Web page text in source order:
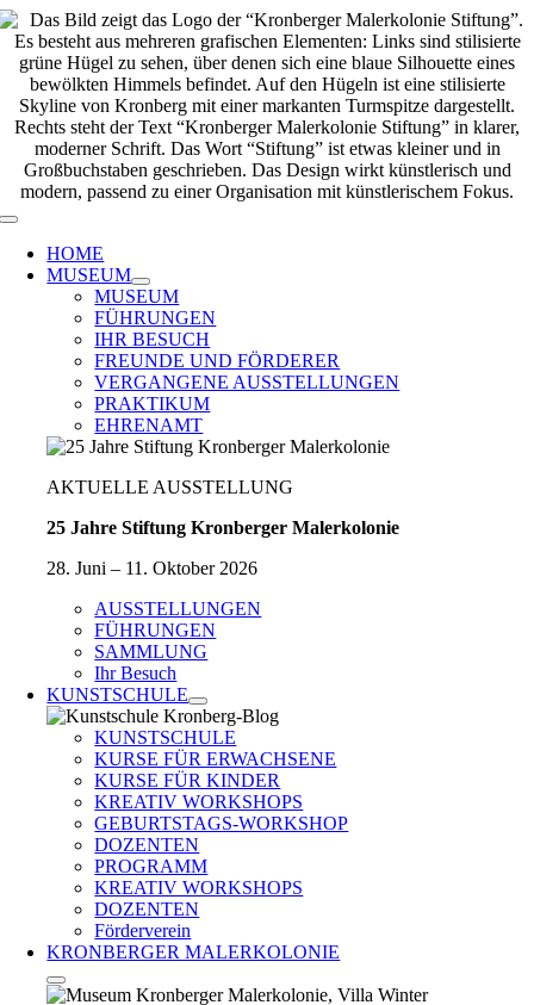
Zum
Inhalt
springen
Toggle
Navigation
HOME
MUSEUM
MUSEUM
FÜHRUNGEN
IHR BESUCH
FREUNDE UND FÖRDERER
VERGANGENE AUSSTELLUNGEN
PRAKTIKUM
EHRENAMT
AKTUELLE AUSSTELLUNG
25 Jahre Stiftung Kronberger Malerkolonie
28. Juni – 11. Oktober 2026
AUSSTELLUNGEN
FÜHRUNGEN
SAMMLUNG
Ihr Besuch
KUNSTSCHULE
KUNSTSCHULE
KURSE FÜR ERWACHSENE
KURSE FÜR KINDER
KREATIV WORKSHOPS
GEBURTSTAGS-WORKSHOP
DOZENTEN
PROGRAMM
KREATIV WORKSHOPS
DOZENTEN
Förderverein
KRONBERGER MALERKOLONIE